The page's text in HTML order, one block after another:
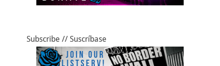
Subscribe // Suscríbase